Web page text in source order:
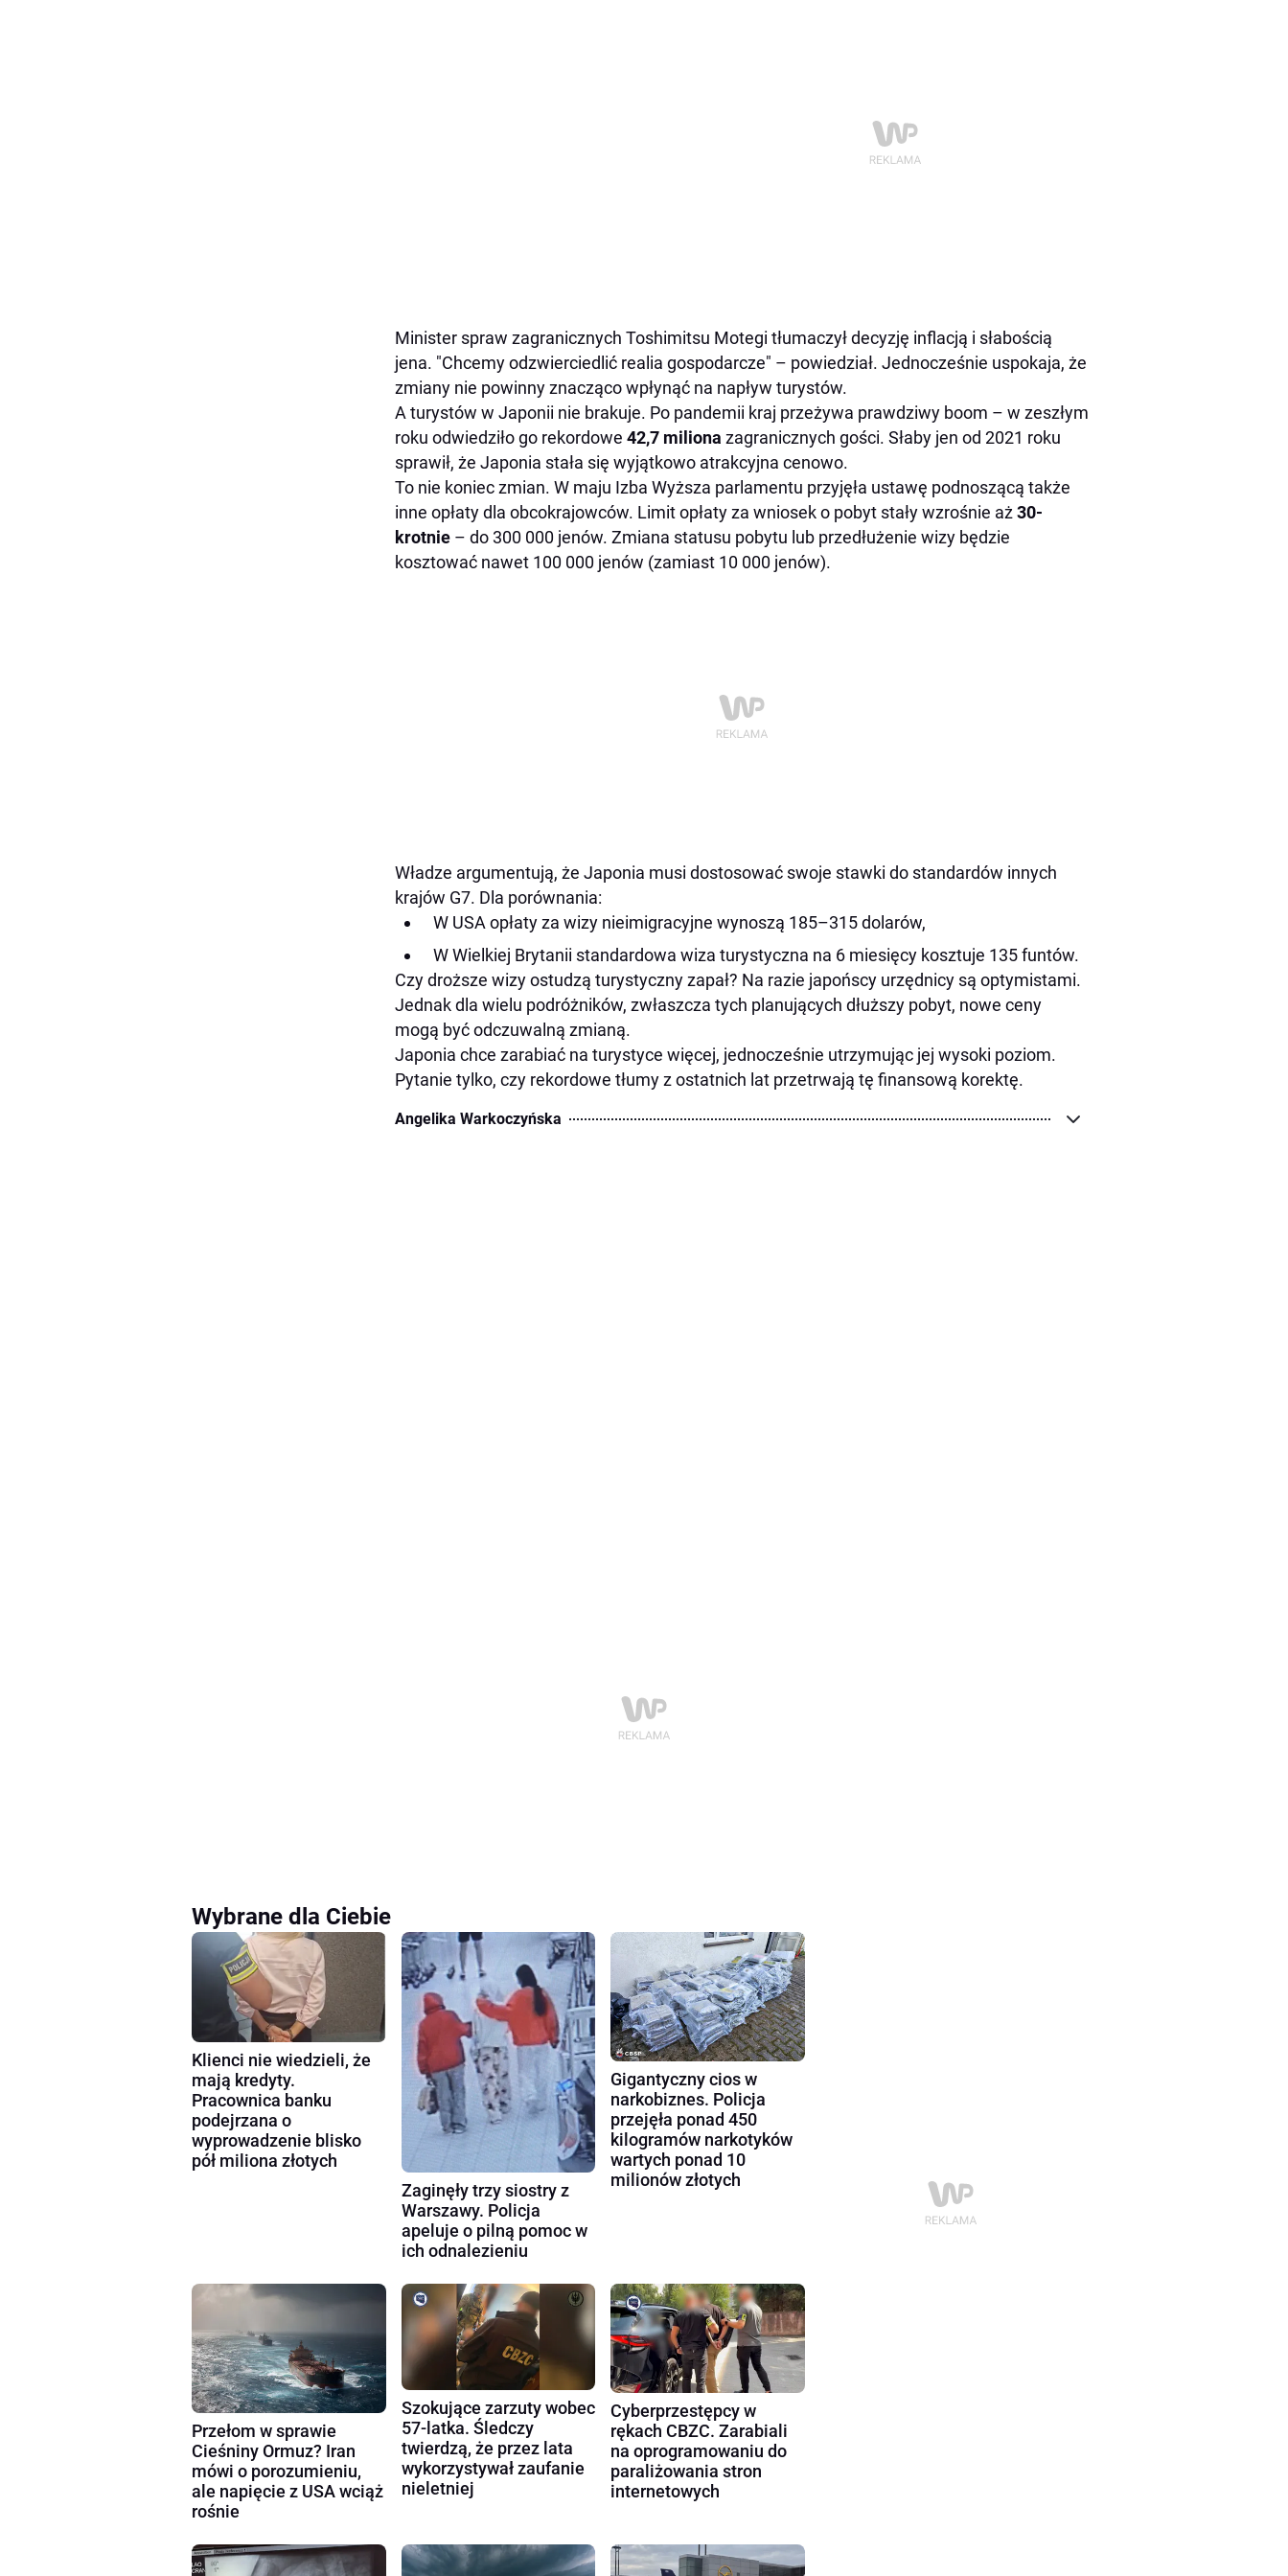
Minister spraw zagranicznych Toshimitsu Motegi tłumaczył decyzję inflacją i słabością
jena. "Chcemy odzwierciedlić realia gospodarcze" – powiedział. Jednocześnie uspokaja, że
zmiany nie powinny znacząco wpłynąć na napływ turystów.
A turystów w Japonii nie brakuje. Po pandemii kraj przeżywa prawdziwy boom – w zeszłym
roku odwiedziło go rekordowe 42,7 miliona zagranicznych gości. Słaby jen od 2021 roku
sprawił, że Japonia stała się wyjątkowo atrakcyjna cenowo.
To nie koniec zmian. W maju Izba Wyższa parlamentu przyjęła ustawę podnoszącą także
inne opłaty dla obcokrajowców. Limit opłaty za wniosek o pobyt stały wzrośnie aż30-
krotnie – do 300 000 jenów. Zmiana statusu pobytu lub przedłużenie wizy będzie
kosztować nawet 100 000 jenów (zamiast 10 000 jenów).
Władze argumentują, że Japonia musi dostosować swoje stawki do standardów innych
krajów G7. Dla porównania:
W USA opłaty za wizy nieimigracyjne wynoszą 185–315 dolarów,
W Wielkiej Brytanii standardowa wiza turystyczna na 6 miesięcy kosztuje 135 funtów.
Czy droższe wizy ostudzą turystyczny zapał? Na razie japońscy urzędnicy są optymistami.
Jednak dla wielu podróżników, zwłaszcza tych planujących dłuższy pobyt, nowe ceny
mogą być odczuwalną zmianą.
Japonia chce zarabiać na turystyce więcej, jednocześnie utrzymując jej wysoki poziom.
Pytanie tylko, czy rekordowe tłumy z ostatnich lat przetrwają tę finansową korektę.
Angelika Warkoczyńska
Wybrane dla Ciebie
Klienci nie wiedzieli, że
mają kredyty.
Pracownica banku
podejrzana o
wyprowadzenie blisko
pół miliona złotych
Zaginęły trzy siostry z
Warszawy. Policja
apeluje o pilną pomoc w
ich odnalezieniu
Gigantyczny cios w
narkobiznes. Policja
przejęła ponad 450
kilogramów narkotyków
wartych ponad 10
milionów złotych
Przełom w sprawie
Cieśniny Ormuz? Iran
mówi o porozumieniu,
ale napięcie z USA wciąż
rośnie
Szokujące zarzuty wobec
57-latka. Śledczy
twierdzą, że przez lata
wykorzystywał zaufanie
nieletniej
Cyberprzestępcy w
rękach CBZC. Zarabiali
na oprogramowaniu do
paraliżowania stron
internetowych